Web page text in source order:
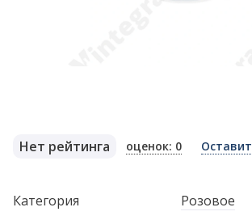
Нет рейтинга оценок: 0
Категория
Розовое